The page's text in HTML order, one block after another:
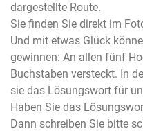
dargestellte Route.
Sie finden Sie direkt im
Und mit etwas Glück
gewinnen: An allen fünf
Buchstaben versteckt. In
sie das Lösungswort für
Haben Sie das
Dann schreiben Sie bitte